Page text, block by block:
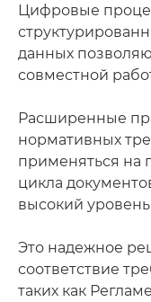
Цифровые
данных
совместной
Расширенные
нормативных
применяться на
цикла
высокий
Это надежное
соответствие
таких как